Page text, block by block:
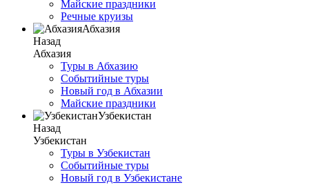
Майские праздники
Речные круизы
Абхазия
Назад
Абхазия
Туры в Абхазию
Событийные туры
Новый год в Абхазии
Майские праздники
Узбекистан
Назад
Узбекистан
Туры в Узбекистан
Событийные туры
Новый год в Узбекистане